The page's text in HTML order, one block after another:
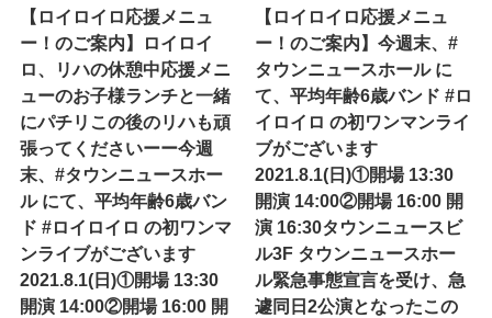
【ロイロイロ応援メニュ
ー！のご案内】ロイロイ
ロ、リハの休憩中応援メニ
ューのお子様ランチと一緒
にパチリこの後のリハも頑
張ってくださいーー今週
末、#タウンニュースホー
ル にて、平均年齢6歳バン
ド #ロイロイロ の初ワンマ
ンライブがございます
2021.8.1(日)①開場 13:30
開演 14:00②開場 16:00 開
【ロイロイロ応援メニュ
ー！のご案内】今週末、#
タウンニュースホール に
て、平均年齢6歳バンド #ロ
イロイロ の初ワンマンライ
ブがございます
2021.8.1(日)①開場 13:30
開演 14:00②開場 16:00 開
演 16:30タウンニュースビ
ル3F タウンニュースホー
ル緊急事態宣言を受け、急
遽同日2公演となったこの